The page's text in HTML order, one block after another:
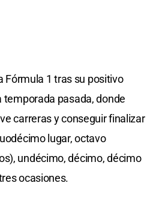
Fórmula 1 tras su positivo
temporada pasada, donde
carreras y conseguir finalizar
lugar, octavo
undécimo, décimo, décimo
ocasiones.